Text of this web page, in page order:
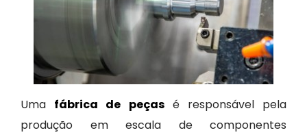
Uma fábrica de peçasé responsável pela
produção em escala de componentes